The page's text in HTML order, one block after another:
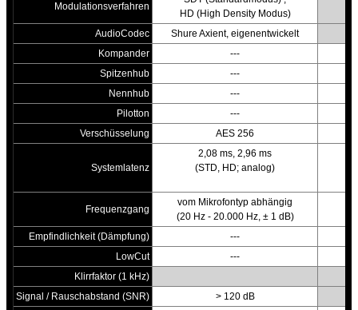
Modulationsverfahren
HD (High Density Modus)
AudioCodec
Shure Axient, eigenentwickelt
Kompander
---
Spitzenhub
---
Nennhub
---
Pilotton
---
Verschüsselung
AES 256
Systemlatenz
2,08 ms, 2,96 ms
(STD, HD; analog)
Frequenzgang
vom Mikrofontyp abhängig
(20 Hz - 20.000 Hz, ± 1 dB)
Empfindlichkeit (Dämpfung)
---
LowCut
---
Klirrfaktor (1 kHz)
Signal / Rauschabstand (SNR)
> 120 dB